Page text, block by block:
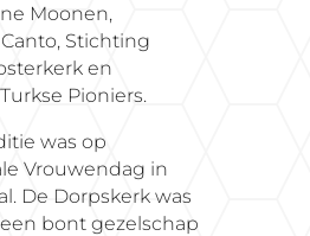
Moonen,
Stichting
en
Pioniers.
was op
Vrouwendag in
De Dorpskerk was
bont gezelschap